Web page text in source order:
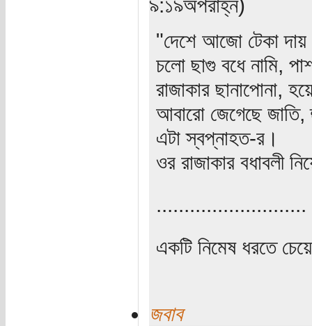
৯:১৯অপরাহ্ন)
"দেশে আজো টেকা দায়
চলো ছাগু বধে নামি,
রাজাকার ছানাপোনা,
আবারো জেগেছে জাতি,
এটা স্বপ্নাহত-র।
ওর রাজাকার বধাবলী
...........................
একটি নিমেষ ধরতে
জবাব